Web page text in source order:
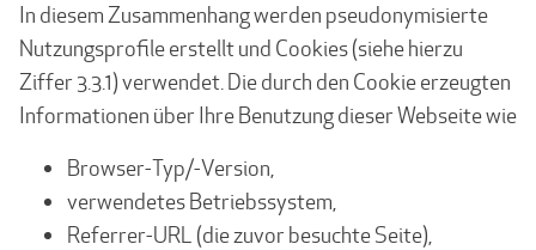
In diesem Zusammenhang werden pseudonymisierte
Nutzungsprofile erstellt und Cookies (siehe hierzu
Ziffer 3.3.1) verwendet. Die durch den Cookie erzeugten
Informationen über Ihre Benutzung dieser Webseite wie
Browser-Typ/-Version,
verwendetes Betriebssystem,
Referrer-URL (die zuvor besuchte Seite),